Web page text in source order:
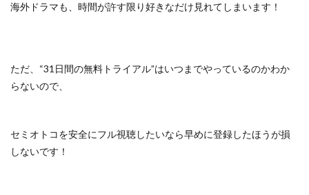
海外ドラマも、 時間が許す限り好きなだけ見れてしまいます！
ただ、 “31日間の無料トライアル”はいつまでやっているのかわか
らないので、
セミオトコを安全にフル視聴したいなら早めに登録したほうが損
しないです！